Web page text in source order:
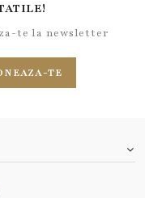
te la newsletter
TE